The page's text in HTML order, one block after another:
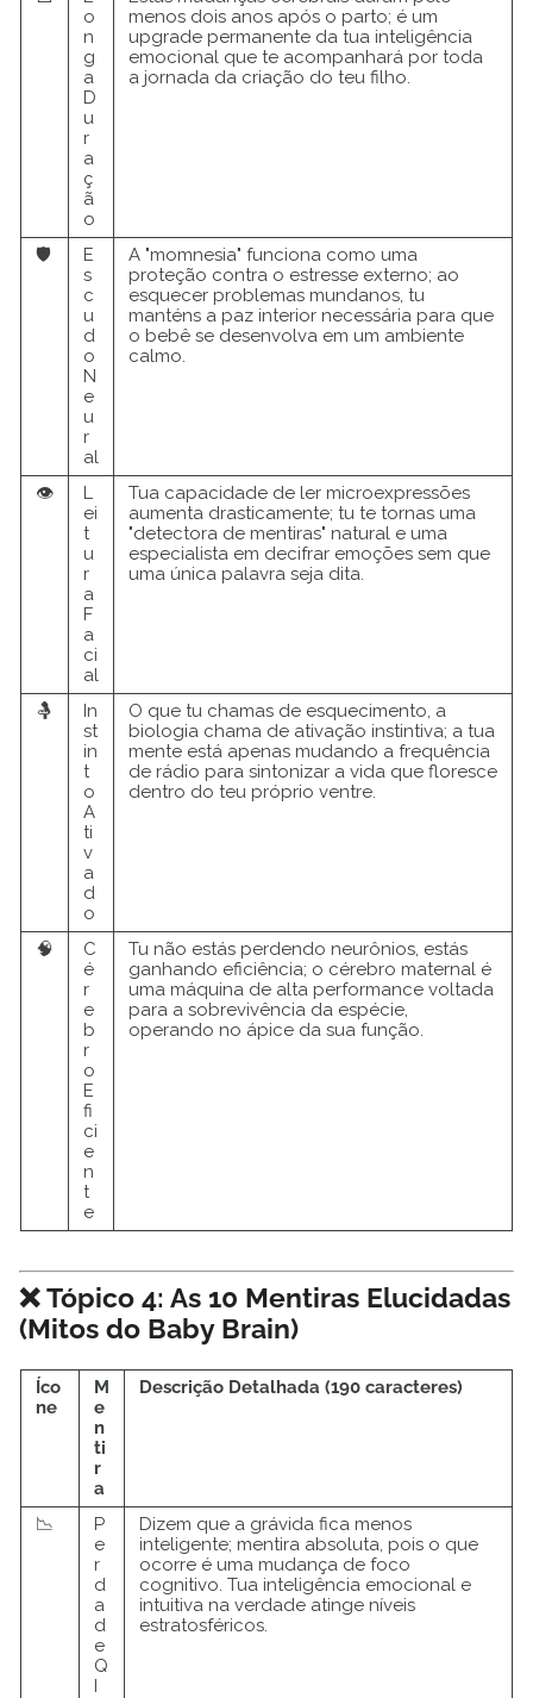
o
n
g
a
D
u
r
a
ç
ã
o
menos dois anos após o parto; é um
upgrade permanente da tua inteligência
emocional que te acompanhará por toda
a jornada da criação do teu filho.
🛡️
E
s
c
u
d
o
N
e
u
r
al
A "momnesia" funciona como uma
proteção contra o estresse externo; ao
esquecer problemas mundanos, tu
manténs a paz interior necessária para que
o bebê se desenvolva em um ambiente
calmo.
👁️
L
ei
t
u
r
a
F
a
ci
al
Tua capacidade de ler microexpressões
aumenta drasticamente; tu te tornas uma
"detectora de mentiras" natural e uma
especialista em decifrar emoções sem que
uma única palavra seja dita.
🤱
In
st
in
t
o
A
ti
v
a
d
o
O que tu chamas de esquecimento, a
biologia chama de ativação instintiva; a tua
mente está apenas mudando a frequência
de rádio para sintonizar a vida que floresce
dentro do teu próprio ventre.
🧠
C
é
r
e
b
r
o
E
fi
ci
e
n
t
e
Tu não estás perdendo neurônios, estás
ganhando eficiência; o cérebro maternal é
uma máquina de alta performance voltada
para a sobrevivência da espécie,
operando no ápice da sua função.
❌ Tópico 4: As 10 Mentiras Elucidadas
(Mitos do Baby Brain)
Íco
ne
M
e
n
ti
r
a
Descrição Detalhada (190 caracteres)
📉
P
e
r
d
a
d
e
Q
I
Dizem que a grávida fica menos
inteligente; mentira absoluta, pois o que
ocorre é uma mudança de foco
cognitivo. Tua inteligência emocional e
intuitiva na verdade atinge níveis
estratosféricos.